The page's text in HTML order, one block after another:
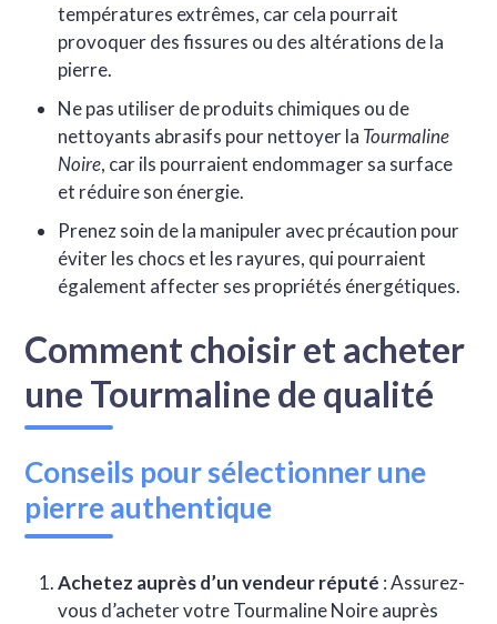
températures extrêmes, car cela pourrait
provoquer des fissures ou des altérations de la
pierre.
Ne pas utiliser de produits chimiques ou de
nettoyants abrasifs pour nettoyer la Tourmaline
Noire, car ils pourraient endommager sa surface
et réduire son énergie.
Prenez soin de la manipuler avec précaution pour
éviter les chocs et les rayures, qui pourraient
également affecter ses propriétés énergétiques.
Comment choisir et acheter
une Tourmaline de qualité
Conseils pour sélectionner une
pierre authentique
Achetez auprès d’un vendeur réputé : Assurez-
vous d’acheter votre Tourmaline Noire auprès